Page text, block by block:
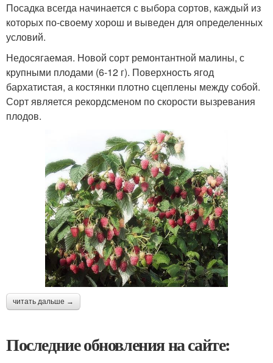
Посадка всегда начинается с выбора сортов, каждый из
которых по-своему хорош и выведен для определенных
условий.
Недосягаемая. Новой сорт ремонтантной малины, с
крупными плодами (6-12 г). Поверхность ягод
бархатистая, а костянки плотно сцеплены между собой.
Сорт является рекордсменом по скорости вызревания
плодов.
читать дальше →
Последние обновления на сайте: